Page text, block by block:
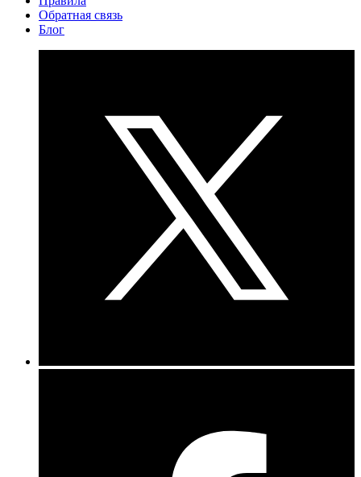
Обратная связь
Блог